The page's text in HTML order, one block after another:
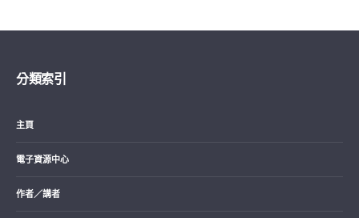
分類索引
主頁
電子資源中心
作者／講者